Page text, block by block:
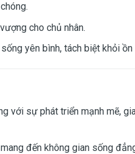
cho chủ nhân.
yên bình, tách biệt khỏi
sự phát triển mạnh mẽ,
đến không gian sống